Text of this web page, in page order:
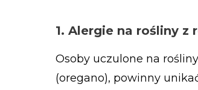
1. Alergie na rośliny
Osoby uczulone na
(oregano), powinny